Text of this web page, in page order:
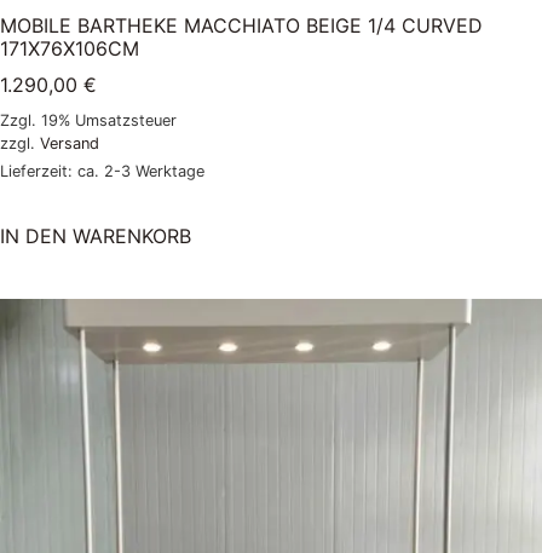
MOBILE BARTHEKE MACCHIATO BEIGE 1/4 CURVED
171X76X106CM
1.290,00 €
Zzgl. 19% Umsatzsteuer
zzgl. Versand
Lieferzeit: ca. 2-3 Werktage
IN DEN WARENKORB